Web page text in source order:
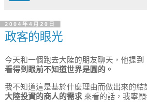
2004年4月20日
政客的眼光
今天和一個跑去大陸的朋友聊天，他提到
看得到眼前不知道世界是圓的。
我不知道這是基於什麼理由而做出來的結
大陸投資的商人的需求 來看的話，我寧